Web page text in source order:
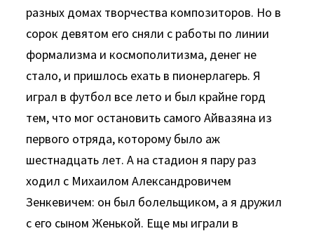
разных домах творчества композиторов. Но в
сорок девятом его сняли с работы по линии
формализма и космополитизма, денег не
стало, и пришлось ехать в пионерлагерь. Я
играл в футбол все лето и был крайне горд
тем, что мог остановить самого Айвазяна из
первого отряда, которому было аж
шестнадцать лет. А на стадион я пару раз
ходил с Михаилом Александровичем
Зенкевичем: он был болельщиком, а я дружил
с его сыном Женькой. Еще мы играли в